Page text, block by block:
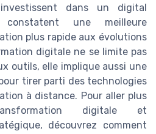
dans un digital
constatent une meilleure
plus rapide aux évolutions
digitale ne se limite pas
outils, elle implique aussi une
tirer parti des technologies
à distance. Pour aller plus
digitale et
découvrez comment